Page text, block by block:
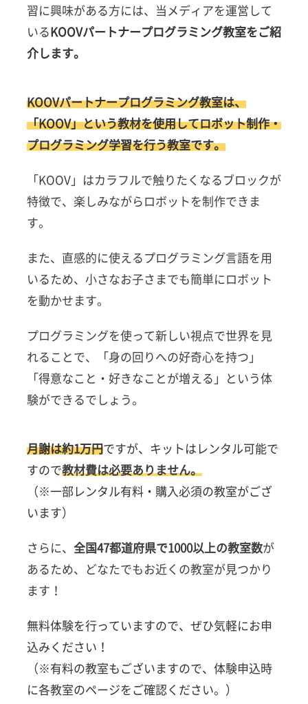
習に興味がある方には、当メディアを運営して
いる KOOVパートナープログラミング教室をご紹
介します。
KOOVパートナープログラミング教室は、
「KOOV」という教材を使用してロボット制作・
プログラミング学習を行う教室です。
「KOOV」はカラフルで触りたくなるブロックが
特徴で、楽しみながらロボットを制作できま
す。
また、直感的に使えるプログラミング言語を用
いるため、小さなお子さまでも簡単にロボット
を動かせます。
プログラミングを使って新しい視点で世界を見
れることで、「身の回りへの好奇心を持つ」
「得意なこと・好きなことが増える」という体
験ができるでしょう。
月謝は約1万円ですが、キットはレンタル可能で
すので教材費は必要ありません。
（※一部レンタル有料・購入必須の教室がござ
います）
さらに、 全国47都道府県で1000以上の教室数が
あるため、どなたでもお近くの教室が見つかり
ます！
無料体験を行っていますので、ぜひ気軽にお申
込みください！
（※有料の教室もございますので、体験申込時
に各教室のページをご確認ください。）